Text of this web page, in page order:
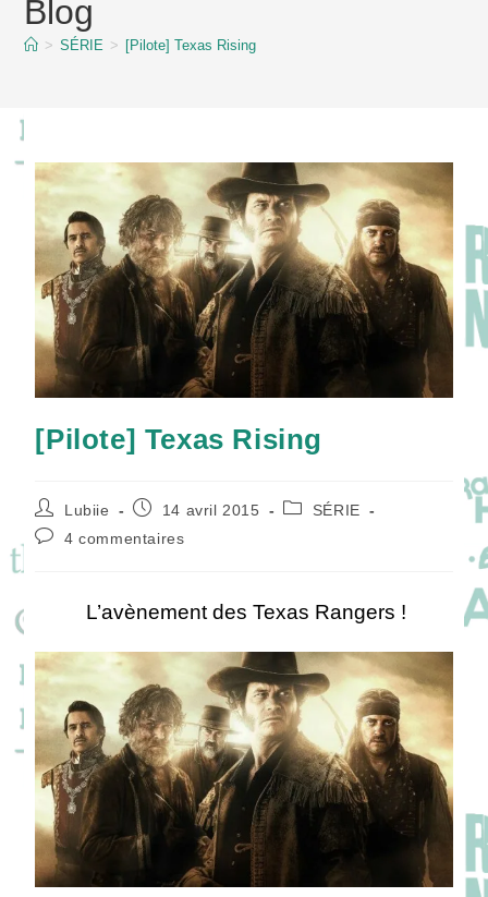
contentBlog
> SÉRIE > [Pilote] Texas Rising
[Pilote] Texas Rising
Auteur/autrice
de
la
Lubiie
Publication
14 avril 2015
PostSÉRIE
Commentaires
4 commentaires
L’avènement des Texas Rangers !